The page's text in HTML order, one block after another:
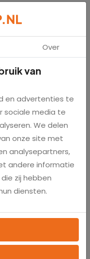
maken. Geniet
Over
van
en advertenties te
sociale media te
We delen
onze site met
analysepartners,
andere informatie
zij hebben
diensten.